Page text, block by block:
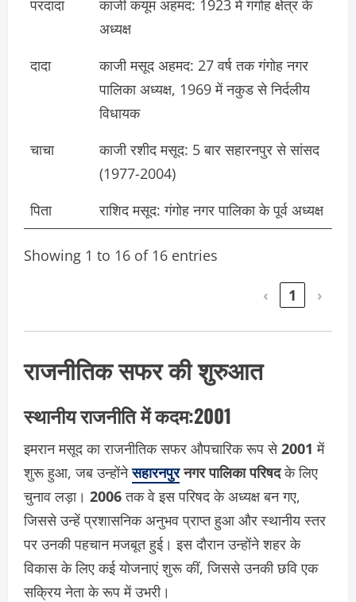
परदादा
काजी कयूम अहमद: 1923 में गंगोह क्षेत्र के
अध्यक्ष
दादा
काजी मसूद अहमद: 27 वर्ष तक गंगोह नगर
पालिका अध्यक्ष, 1969 में नकुड से निर्दलीय
विधायक
चाचा
काजी रशीद मसूद: 5 बार सहारनपुर से सांसद
(1977-2004)
पिता
राशिद मसूद: गंगोह नगर पालिका के पूर्व अध्यक्ष
Showing 1 to 16 of 16 entries
‹ 1 ›
राजनीतिक सफर की शुरुआत
स्थानीय राजनीति में कदम:2001
इमरान मसूद का राजनीतिक सफर औपचारिक रूप से2001 में
शुरू हुआ, जब उन्होंनेसहारनपुरनगर पालिका परिषदके लिए
चुनाव लड़ा। 2006तक वे इस परिषद के अध्यक्ष बन गए,
जिससे उन्हें प्रशासनिक अनुभव प्राप्त हुआ और स्थानीय स्तर
पर उनकी पहचान मजबूत हुई। इस दौरान उन्होंने शहर के
विकास के लिए कई योजनाएं शुरू कीं, जिससे उनकी छवि एक
सक्रिय नेता के रूप में उभरी।